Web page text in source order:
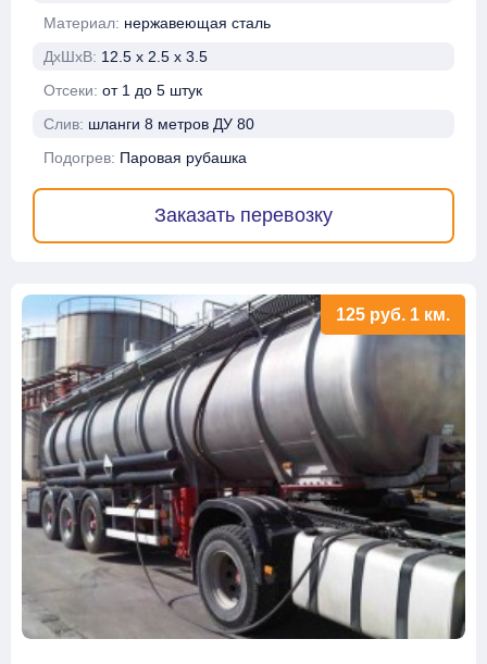
Материал: нержавеющая сталь
ДхШхВ: 12.5 х 2.5 х 3.5
Отсеки: от 1 до 5 штук
Слив: шланги 8 метров ДУ 80
Подогрев: Паровая рубашка
Заказать перевозку
125 руб. 1 км.